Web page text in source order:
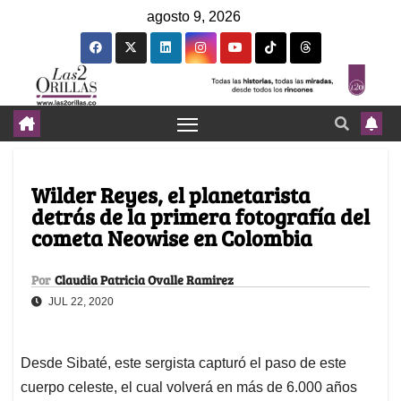
agosto 9, 2026
Wilder Reyes, el planetarista
detrás de la primera fotografía del
cometa Neowise en Colombia
Por Claudia Patricia Ovalle Ramirez
JUL 22, 2020
Desde Sibaté, este sergista capturó el paso de este
cuerpo celeste, el cual volverá en más de 6.000 años